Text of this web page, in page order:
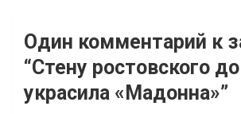
Один комментарий к
“Стену ростовского
украсила «Мадонна»”